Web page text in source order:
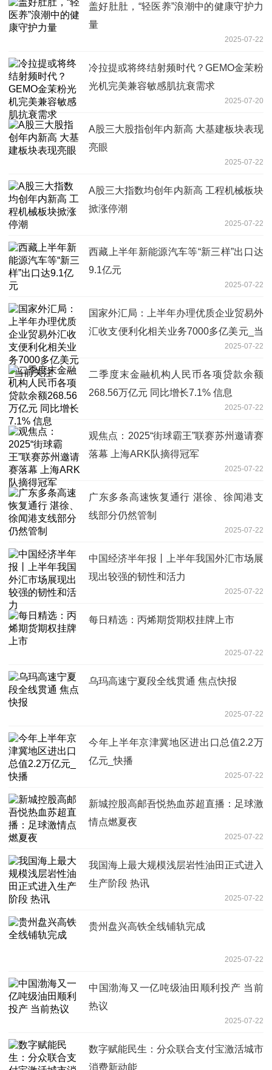
盖好肚肚，“轻医养”浪潮中的健康守护力
量
2025-07-22
冷拉提或将终结射频时代？GEMO金茉粉
光机完美兼容敏感肌抗衰需求
2025-07-20
A股三大股指创年内新高 大基建板块表现
亮眼
2025-07-22
A股三大指数均创年内新高 工程机械板块
掀涨停潮
2025-07-22
西藏上半年新能源汽车等“新三样”出口达
9.1亿元
2025-07-22
国家外汇局：上半年办理优质企业贸易外
汇收支便利化相关业务7000多亿美元_当
2025-07-22
二季度末金融机构人民币各项贷款余额
268.56万亿元 同比增长7.1% 信息
2025-07-22
观焦点：2025“街球霸王”联赛苏州邀请赛
落幕 上海ARK队摘得冠军
2025-07-22
广东多条高速恢复通行 湛徐、徐闻港支
线部分仍然管制
2025-07-22
中国经济半年报丨上半年我国外汇市场展
现出较强的韧性和活力
2025-07-22
每日精选：丙烯期货期权挂牌上市
2025-07-22
乌玛高速宁夏段全线贯通 焦点快报
2025-07-22
今年上半年京津冀地区进出口总值2.2万
亿元_快播
2025-07-22
新城控股高邮吾悦热血苏超直播：足球激
情点燃夏夜
2025-07-22
我国海上最大规模浅层岩性油田正式进入
生产阶段 热讯
2025-07-22
贵州盘兴高铁全线铺轨完成
2025-07-22
中国渤海又一亿吨级油田顺利投产 当前
热议
2025-07-22
数字赋能民生：分众联合支付宝激活城市
消费新动能